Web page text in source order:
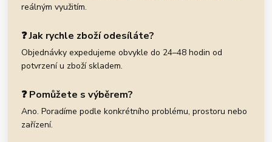
reálným využitím.
❓ Jak rychle zboží odesíláte?
Objednávky expedujeme obvykle do 24–48 hodin od
potvrzení u zboží skladem.
❓ Pomůžete s výběrem?
Ano. Poradíme podle konkrétního problému, prostoru nebo
zařízení.